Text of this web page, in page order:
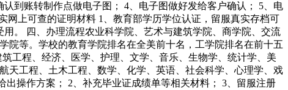
到账转制作点做电子图； 4、电子图做好发给客户确认； 5、电
上可查的证明材料 1、教育部学历学位认证，留服真实存档可
。 四、办理流程农业科学院、艺术与建筑学院、商学院、交流
院等。学校的教育学院排名在全美前十名，工学院排名在前十五
工程、经济、医学、护理、文学、音乐、生物学、统计学、美
天工程、土木工程、数学、化学、英语、社会科学、心理学、戏
操作方案； 2、补充毕业证成绩单等相关材料； 3、留服注册